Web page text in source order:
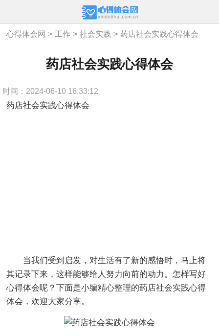
心得体会网 > 工作 > 社会实践 > 药店社会实践心得体会
药店社会实践心得体会
时间：2024-06-10 16:33:12
药店社会实践心得体会
当我们受到启发，对生活有了新的感悟时，马上将
其记录下来，这样能够给人努力向前的动力。怎样写好
心得体会呢？下面是小编精心整理的药店社会实践心得
体会，欢迎大家分享。